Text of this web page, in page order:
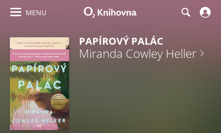
MENU
PAPÍROVÝ PALÁC
Miranda Cowley Heller